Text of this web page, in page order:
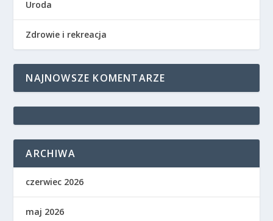
Uroda
Zdrowie i rekreacja
NAJNOWSZE KOMENTARZE
ARCHIWA
czerwiec 2026
maj 2026